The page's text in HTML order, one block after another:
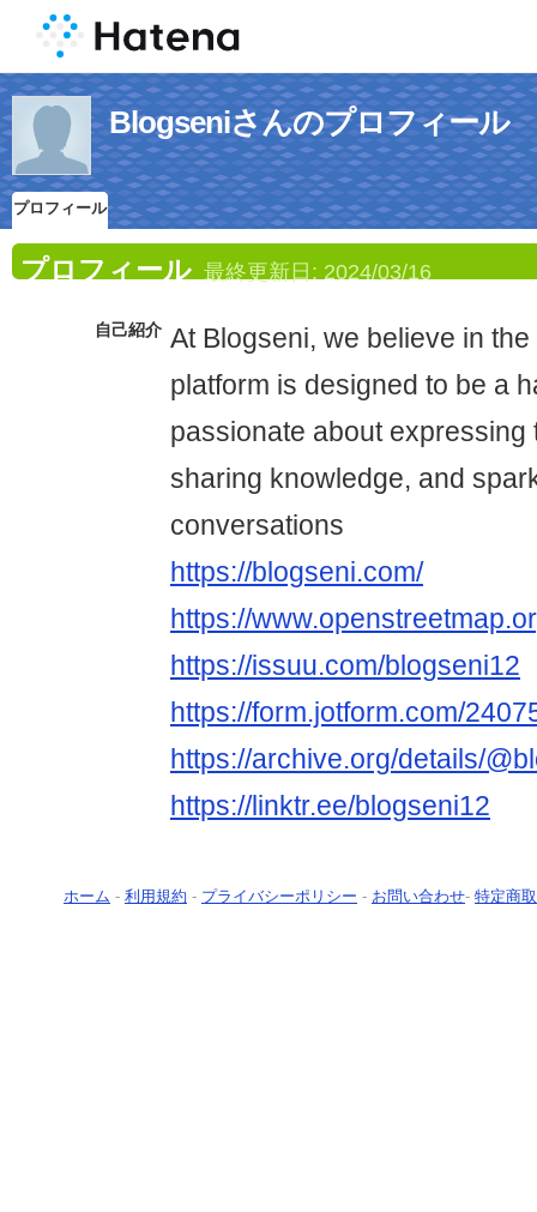
Blogseniさんのプロフィール
プロフィール
プロフィール 最終更新日: 2024/03/16
自己紹介 At Blogseni, we believe in
platform is designed to be a
passionate about expressing
sharing knowledge, and
conversations
https://blogseni.com/
https://
https://issuu.com/blogseni12
https://form.jotform.com/
https://archive.org/details/
https://linktr.ee/blogseni12
ホーム - 利用規約 - プライバシーポリシー - お問い合わせ- 特定商